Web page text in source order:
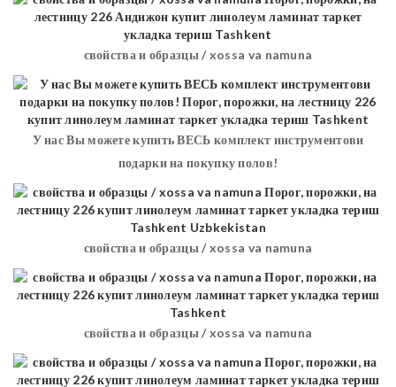
свойства и образцы / xossa va namuna
У нас Вы можете купить ВЕСЬ комплект инструментови
подарки на покупку полов!
свойства и образцы / xossa va namuna
свойства и образцы / xossa va namuna